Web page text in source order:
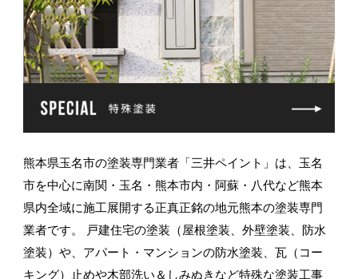
熊本県玉名市の塗装専門業者「三井ペイント」は、玉名
市を中心に南関・玉名・熊本市内・阿蘇・八代など熊本
県内全域に施工展開する正真正銘の地元熊本の塗装専門
業者です。
戸建住宅の塗装（屋根塗装、外壁塗装、防水
塗装）や、アパート・マンションの防水塗装、瓦（コー
キング）止めや木部洗い＆しみぬきなど特殊な塗装工事